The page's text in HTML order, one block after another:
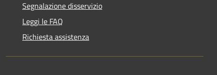
Segnalazione disservizio
Leggi le FAQ
Richiesta assistenza